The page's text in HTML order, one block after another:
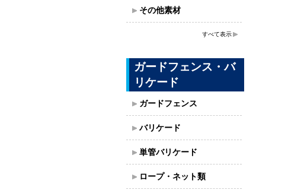
その他素材
すべて表示
ガードフェンス・バ
リケード
ガードフェンス
バリケード
単管バリケード
ロープ・ネット類